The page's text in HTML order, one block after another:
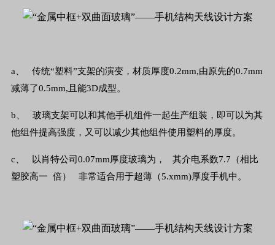
a、 传统“塑料”支架的演变，材质厚度0.2mm,由原先的0.7mm
减薄了0.5mm,且能3D成型。
b、 玻璃支架可以和其他手机组件一起生产组装，即可以为其
他组件提高强度，又可以减少其他组件使用塑料的厚度。
c、 以肖特公司0.07mm厚度玻璃为， 其介电系数7.7（相比
塑胶高一 倍） 非常适合用于超薄（5.xmm)厚度手机中。